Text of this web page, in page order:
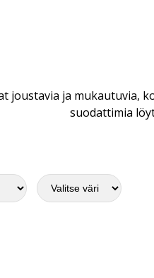
joustavia ja mukautuvia,
suodattimia